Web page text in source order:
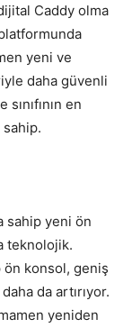
Caddy olma
yeni ve
daha güvenli
en
sahip yeni ön
teknolojik.
konsol, geniş
da artırıyor.
yeniden